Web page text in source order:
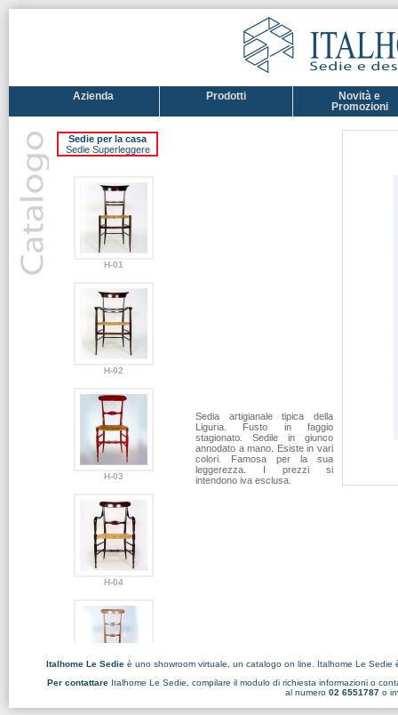
Azienda Prodotti
Novità e
Promozioni
Sedie per la casa
Sedie Superleggere
H-01
H-02
H-03
H-04
H-05
Sedia artigianale tipica della
Liguria. Fusto in faggio
stagionato. Sedile in giunco
annodato a mano. Esiste in vari
colori. Famosa per la sua
leggerezza. I prezzi si
intendono iva esclusa.
Italhome Le Sedieè uno showroom virtuale, un catalogo on line. Italhome Le
Per contattare Italhome Le Sedie, compilare il modulo di richiesta informazioni o
al numero 02 6551787o